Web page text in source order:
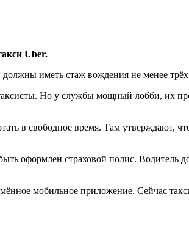
Uber.
иметь стаж вождения не менее трёх
Но у службы мощный лобби, их
в свободное время. Там утверждают,
оформлен страховой полис. Водитель
мобильное приложение. Сейчас